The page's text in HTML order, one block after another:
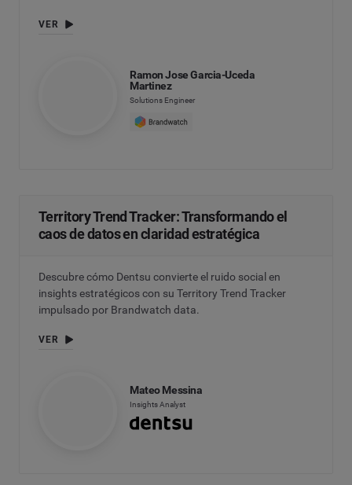
VER
Ramon Jose Garcia-Uceda
Martinez
Solutions Engineer
Territory Trend Tracker: Transformando el
caos de datos en claridad estratégica
Descubre cómo Dentsu convierte el ruido social en
insights estratégicos con su Territory Trend Tracker
impulsado por Brandwatch data.
VER
Mateo Messina
Insights Analyst